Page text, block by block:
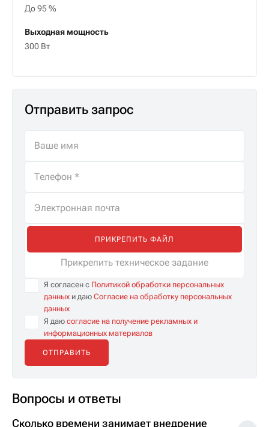
До 95 %
Выходная мощность
300 Вт
Отправить запрос
ПРИКРЕПИТЬ ФАЙЛ
Прикрепить техническое задание
Я согласен с Политикой обработки персональных
данных и даю Согласие на обработку персональных
данных
Я даю согласие на получение рекламных и
информационных материалов
Вопросы и ответы
Сколько времени занимает внедрение